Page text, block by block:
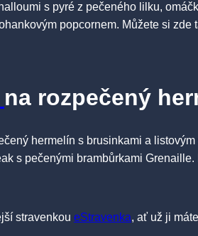
s pyré z pečeného lilku,
popcornem. Můžete si
na rozpečený
hermelín s brusinkami a
s pečenými brambůrkami
stravenkou eStravenka, ať už ji